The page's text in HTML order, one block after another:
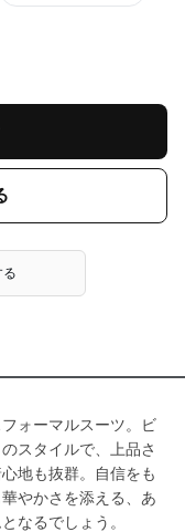
る
ォーマルスーツ。ビ
スタイルで、上品さ
地も抜群。自信をも
やかさを添える、あ
なるでしょう。